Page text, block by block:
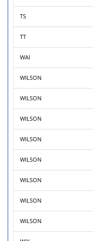
TS
TT
WAI
WILSON
WILSON
WILSON
WILSON
WILSON
WILSON
WILSON
WILSON